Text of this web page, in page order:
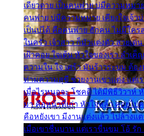
เดียวดาย เป็นคนพ่าย บ่มีความหมาย
คนพ่าย บ่มีความหมาย เคียงใจเจ้าบ่
เป็นบ่ได้ คือคนพ่าย ฮักคน ไม่มีใคร
ในครัว เจ้าสาว ก็มัวแต่งตัว สวยเด่น
เฝ้าคอย ใจเต้น หัวใจของเรา ลำเค็
ความใน ใจ เศร้า มันร้าวระบม ต้อ
ท่ามความสุขี ช่วยงานเขาแต่ง แต่เ
เมื่อไรหนอจะ โชคดี ได้มีพิธีวิวาห์
มา คือหน้าที่เก่า หัวใจหล้า คอยไป
คือหยังเขา มีงานแต่งแล้ว ไปล้างแ
เมื่อเขาชื่นบาน แต่เราขื่นขม โอ้ รั